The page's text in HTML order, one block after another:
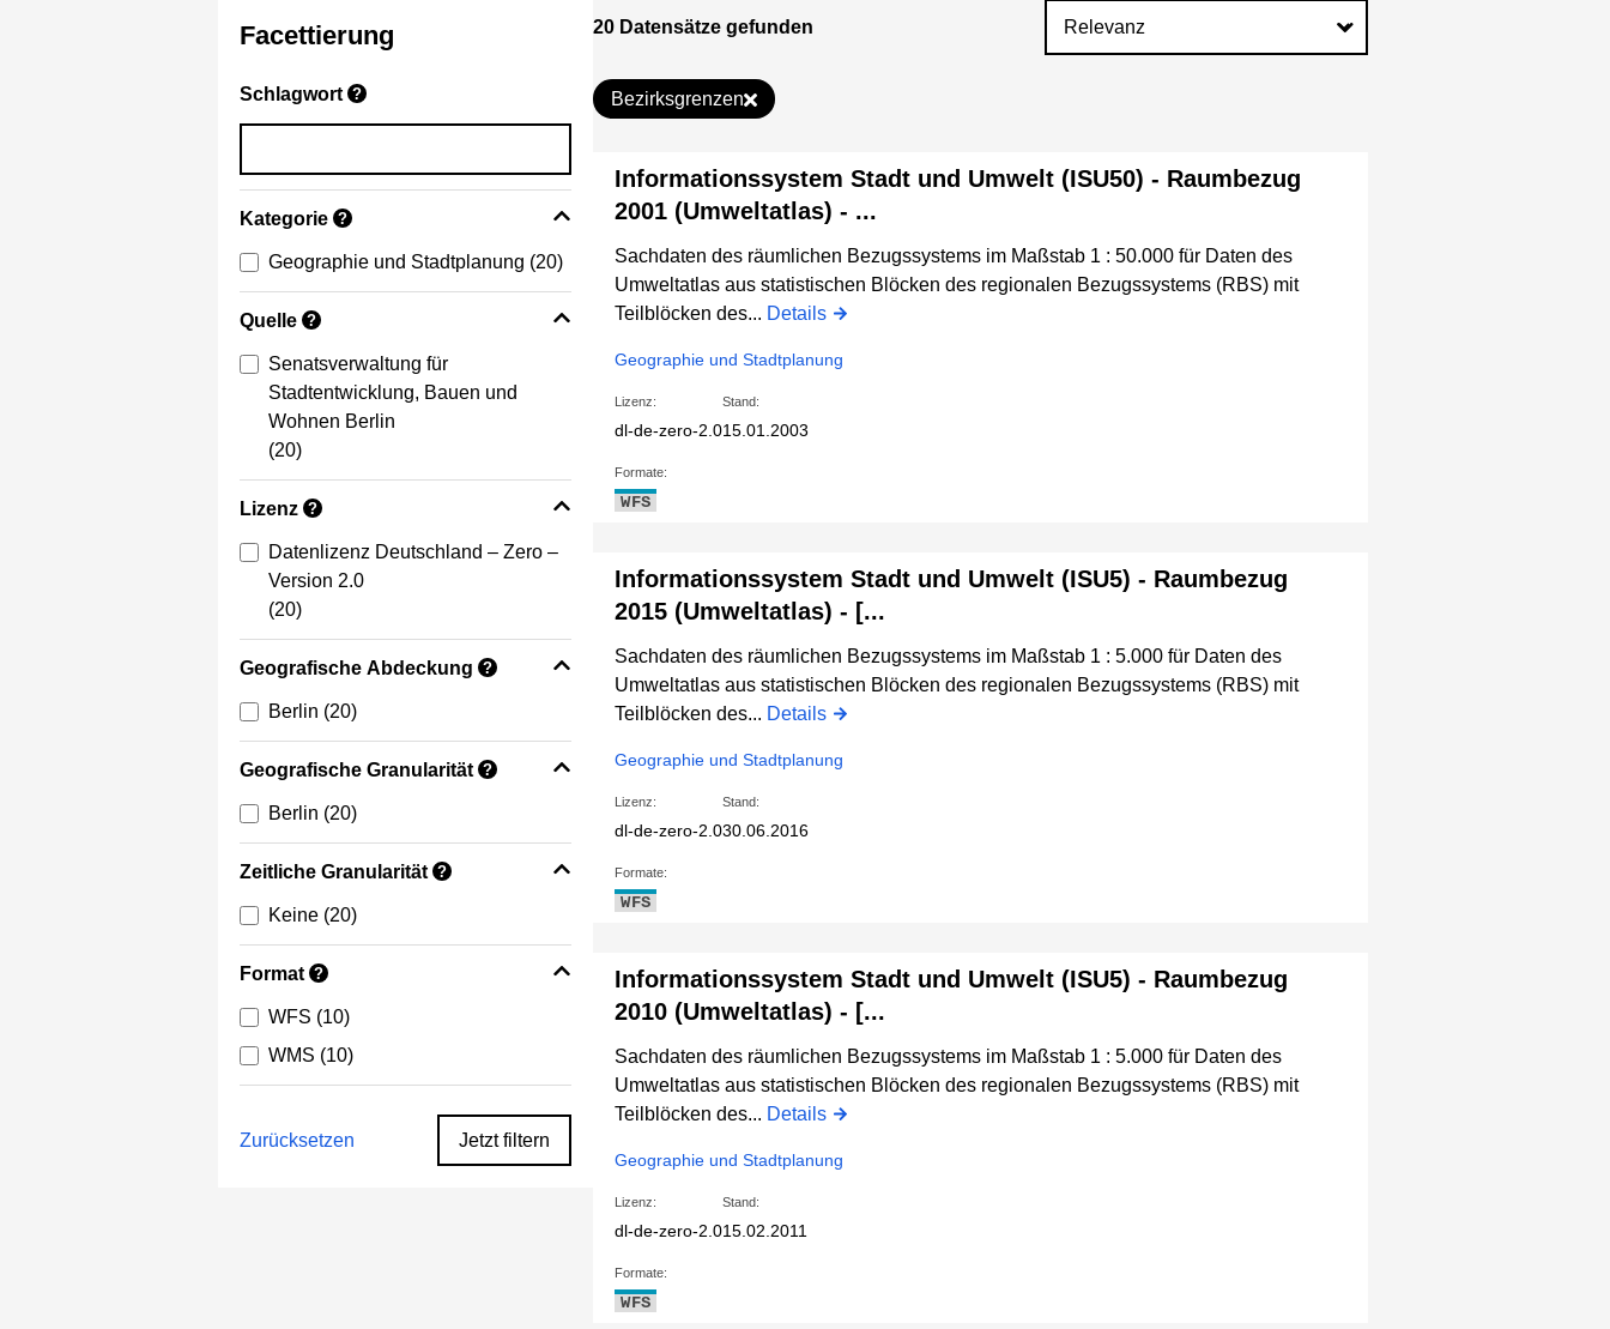
Facettierung
Schlagwort ?
Kategorie ?
Geographie und Stadtplanung (20)
Quelle ?
Senatsverwaltung für
Stadtentwicklung, Bauen und
Wohnen Berlin
(20)
Lizenz ?
Datenlizenz Deutschland – Zero –
Version 2.0
(20)
Geografische Abdeckung ?
Berlin (20)
Geografische Granularität ?
Berlin (20)
Zeitliche Granularität ?
Keine (20)
Format ?
WFS (10)
WMS (10)
Zurücksetzen Jetzt filtern
20 Datensätze gefunden
Bezirksgrenzen
Informationssystem Stadt und Umwelt (ISU50) - Raumbezug
2001 (Umweltatlas) - ...
Sachdaten des räumlichen Bezugssystems im Maßstab 1 : 50.000 für Daten des
Umweltatlas aus statistischen Blöcken des regionalen Bezugssystems (RBS) mit
Teilblöcken des... Details
Geographie und Stadtplanung
Lizenz:
dl-de-zero-2.0
Stand:
15.01.2003
Formate:
WFS
Informationssystem Stadt und Umwelt (ISU5) - Raumbezug
2015 (Umweltatlas) - [...
Sachdaten des räumlichen Bezugssystems im Maßstab 1 : 5.000 für Daten des
Umweltatlas aus statistischen Blöcken des regionalen Bezugssystems (RBS) mit
Teilblöcken des... Details
Geographie und Stadtplanung
Lizenz:
dl-de-zero-2.0
Stand:
30.06.2016
Formate:
WFS
Informationssystem Stadt und Umwelt (ISU5) - Raumbezug
2010 (Umweltatlas) - [...
Sachdaten des räumlichen Bezugssystems im Maßstab 1 : 5.000 für Daten des
Umweltatlas aus statistischen Blöcken des regionalen Bezugssystems (RBS) mit
Teilblöcken des... Details
Geographie und Stadtplanung
Lizenz:
dl-de-zero-2.0
Stand:
15.02.2011
Formate:
WFS